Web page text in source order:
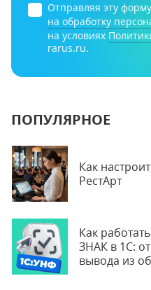
Отправляя эту
на обработку
на условиях
rarus.ru.
ПОПУЛЯРНОЕ
Как
РестАрт
Как
ЗНАК в 1С:
вывода из